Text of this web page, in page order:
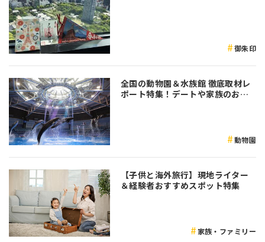
御朱印
全国の動物園＆水族館 徹底取材レ
ポート特集！デートや家族のおで
動物園
【子供と海外旅行】現地ライター
＆経験者おすすめスポット特集
家族・ファミリー